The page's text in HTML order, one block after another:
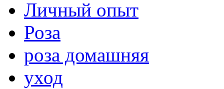
Личный опыт
Роза
роза домашняя
уход